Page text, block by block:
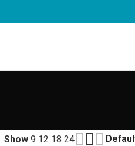
Show 9 12 18 24